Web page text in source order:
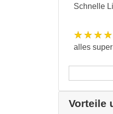
Schnelle
alles
Vorteile